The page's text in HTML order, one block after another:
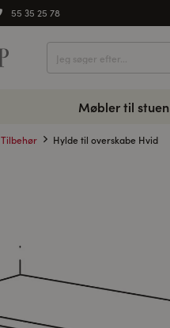
55 35 25 78
Møbler til stuen
Tilbehør Hylde til overskabe Hvid